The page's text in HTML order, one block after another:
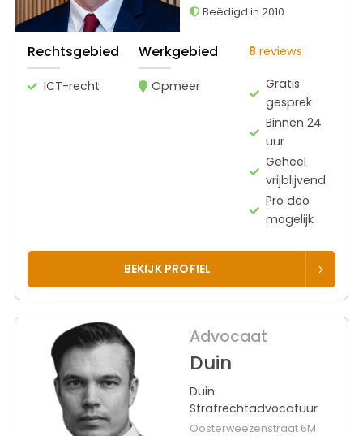
Beëdigd in 2010
Rechtsgebied
ICT-recht
Werkgebied
Opmeer
8 reviews
Gratis
gesprek
Binnen 24
uur
Geheel
vrijblijvend
Pro deo
mogelijk
BEKIJK PROFIEL
Advocaat
Duin
Duin
Strafrechtadvocatuur
Oosterweezenstraat 6M